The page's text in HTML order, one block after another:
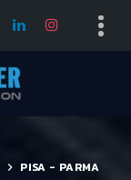
PISA - PARMA